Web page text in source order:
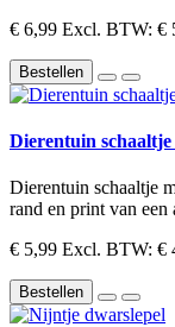
€ 6,99 Excl. BTW: €
Bestellen
Dierentuin schaaltje
Dierentuin schaaltje
rand en print van een
€ 5,99 Excl. BTW: €
Bestellen